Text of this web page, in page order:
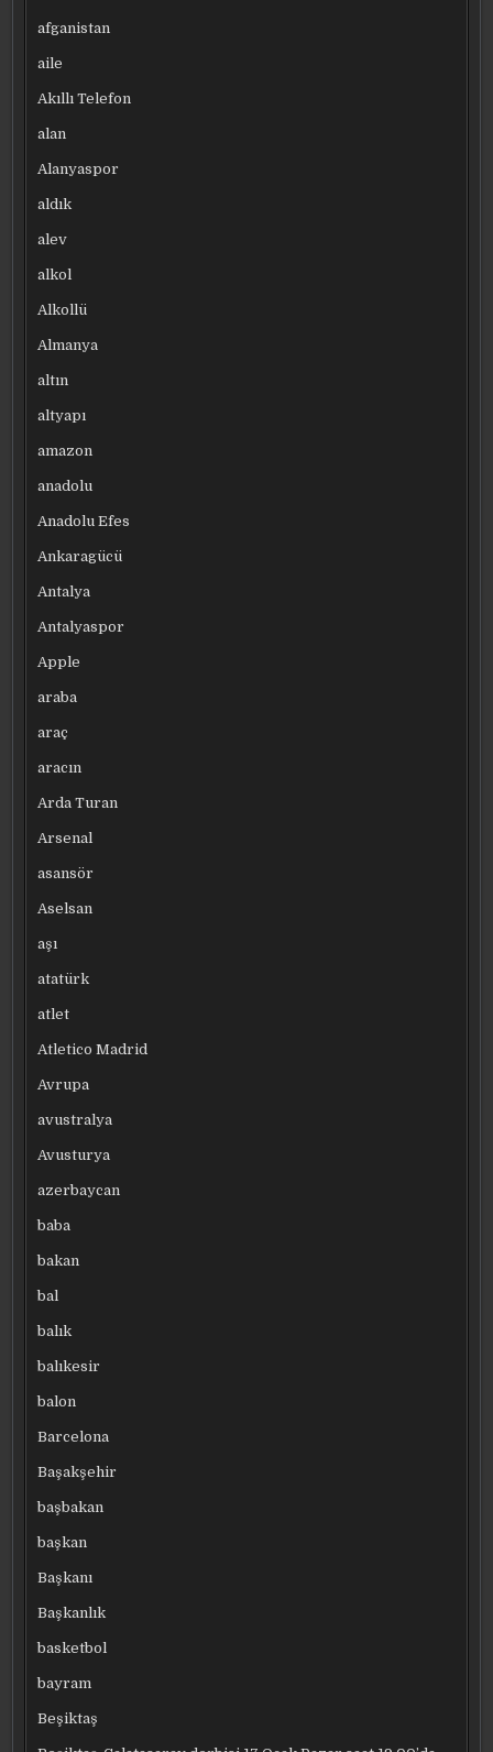
afganistan
aile
Akıllı Telefon
alan
Alanyaspor
aldık
alev
alkol
Alkollü
Almanya
altın
altyapı
amazon
anadolu
Anadolu Efes
Ankaragücü
Antalya
Antalyaspor
Apple
araba
araç
aracın
Arda Turan
Arsenal
asansör
Aselsan
aşı
atatürk
atlet
Atletico Madrid
Avrupa
avustralya
Avusturya
azerbaycan
baba
bakan
bal
balık
balıkesir
balon
Barcelona
Başakşehir
başbakan
başkan
Başkanı
Başkanlık
basketbol
bayram
Beşiktaş